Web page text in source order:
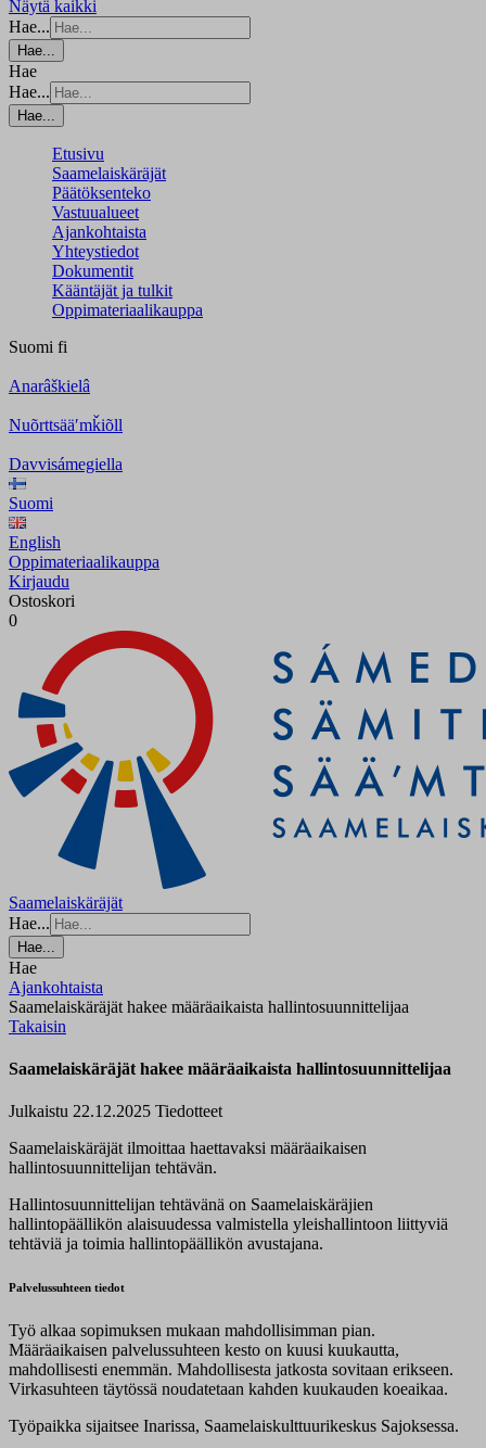
Näytä kaikki
Hae...
Hae...
Hae
Hae...
Hae...
Etusivu
Saamelaiskäräjät
Päätöksenteko
Vastuualueet
Ajankohtaista
Yhteystiedot
Dokumentit
Kääntäjät ja tulkit
Oppimateriaalikauppa
Suomi fi
Anarâškielâ
Nuõrttsääʹmǩiõll
Davvisámegiella
Suomi
English
Oppimateriaalikauppa
Kirjaudu
Ostoskori
0
Saamelaiskäräjät
Hae...
Hae...
Hae
Ajankohtaista
Saamelaiskäräjät hakee määräaikaista hallintosuunnittelijaa
Takaisin
Saamelaiskäräjät hakee määräaikaista hallintosuunnittelijaa
Julkaistu 22.12.2025 Tiedotteet
Saamelaiskäräjät ilmoittaa haettavaksi määräaikaisen
hallintosuunnittelijan tehtävän.
Hallintosuunnittelijan tehtävänä on Saamelaiskäräjien
hallintopäällikön alaisuudessa valmistella yleishallintoon liittyviä
tehtäviä ja toimia hallintopäällikön avustajana.
Palvelussuhteen tiedot
Työ alkaa sopimuksen mukaan mahdollisimman pian.
Määräaikaisen palvelussuhteen kesto on kuusi kuukautta,
mahdollisesti enemmän. Mahdollisesta jatkosta sovitaan erikseen.
Virkasuhteen täytössä noudatetaan kahden kuukauden koeaikaa.
Työpaikka sijaitsee Inarissa, Saamelaiskulttuurikeskus Sajoksessa.